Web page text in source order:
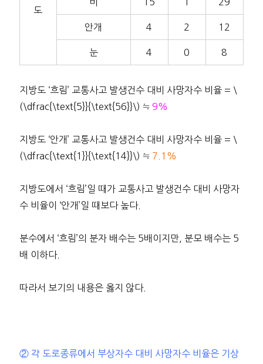
도
안개 4 2 12
눈 4 0 8
지방도 ‘흐림’ 교통사고 발생건수 대비 사망자수 비율 = \
(\dfrac{\text{5}}{\text{56}}\) ≒ 9%
지방도 ‘안개’ 교통사고 발생건수 대비 사망자수 비율 = \
(\dfrac{\text{1}}{\text{14}}\) ≒ 7.1%
지방도에서 ‘흐림’일 때가 교통사고 발생건수 대비 사망자
수 비율이 ‘안개’일 때보다 높다.
분수에서 ‘흐림’의 분자 배수는 5배이지만, 분모 배수는 5
배 이하다.
따라서 보기의 내용은 옳지 않다.
② 각 도로종류에서 부상자수 대비 사망자수 비율은 기상